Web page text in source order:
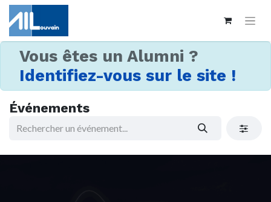
Vous êtes un Alumni ?
Identifiez-vous sur le site !
Événements